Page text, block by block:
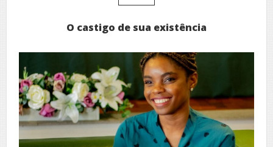
O castigo de sua existência